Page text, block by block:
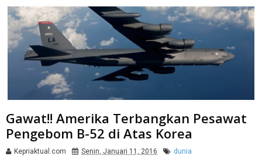
Gawat!! Amerika Terbangkan Pesawat
Pengebom B-52 di Atas Korea
Kepriaktual.com Senin, Januari 11, 2016 dunia